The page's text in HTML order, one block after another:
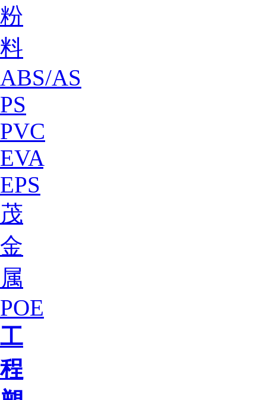
粉
料
ABS/AS
PS
PVC
EVA
EPS
茂
金
属
POE
工
程